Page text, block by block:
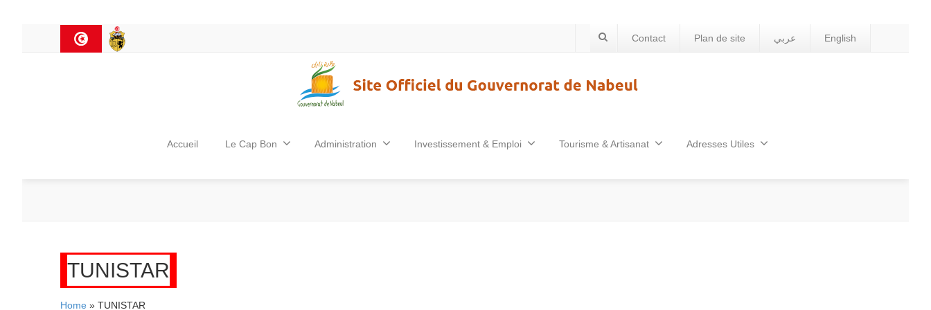
Contact Plan de site عربي English
Accueil Le Cap Bon Administration Investissement & Emploi Tourisme & Artisanat Adresses Utiles
TUNISTAR
Home » TUNISTAR